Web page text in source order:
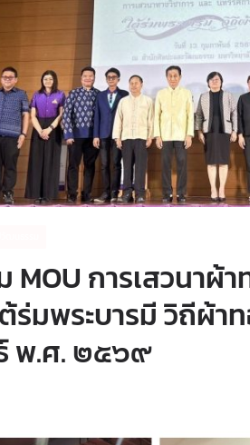
MOU การเสวนาผ้
ร่มพระบารมี วิถีผ้
พ.ศ. ๒๕๖๙